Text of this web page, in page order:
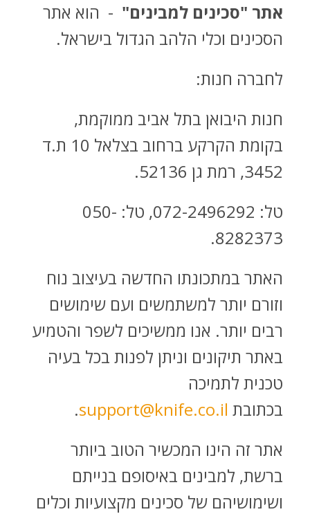
אתר "סכינים למבינים" - הוא אתר
הסכינים וכלי הלהב הגדול בישראל.
לחברה חנות:
חנות היבואן בתל אביב ממוקמת,
בקומת הקרקע ברחוב בצלאל 10 ת.ד
3452, רמת גן 52136.
טל: 072-2496292, טל: 050-
8282373.
האתר במתכונתו החדשה בעיצוב נוח
וזורם יותר למשתמשים ועם שימושים
רבים יותר. אנו ממשיכים לשפר והטמיע
באתר תיקונים וניתן לפנות בכל בעיה
טכנית לתמיכה
בכתובת support@knife.co.il
.
אתר זה הינו המכשיר הטוב ביותר
ברשת, למבינים באיסופם בנייתם
ושימושיהם של סכינים מקצועיות וכלים